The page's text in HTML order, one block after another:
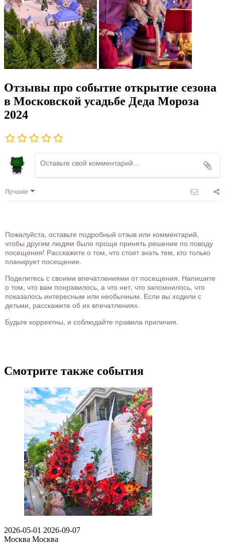
Отзывы про событие открытие сезона
в Московской усадьбе Деда Мороза
2024
Лучшие
Пожалуйста, оставьте подробный отзыв или комментарий,
чтобы другим людям было проще принять решение по поводу
посещения! Расскажите о том, что стоит знать тем, кто только
планирует посещение.
Поделитесь с своими впечатлениями от посещения. Напишите
о том, что вам понравилось, а что нет, что запомнилось, что
показалось интересным или необычным. Если вы ходили с
детьми, расскажите об их впечатлениях.
Будьте корректны, и соблюдайте правила приличия.
Смотрите также события
2026-05-01 2026-09-07
Москва Москва